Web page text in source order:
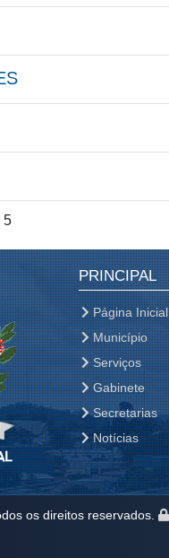
5
PRINCIPAL
Página Inicial
Município
Serviços
Gabinete
Secretarias
Notícias
os direitos reservados.